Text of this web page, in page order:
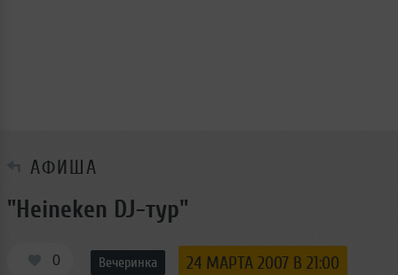
АФИША
"Heineken DJ-тур"
0 Вечеринка 24 МАРТА 2007 В 21:00